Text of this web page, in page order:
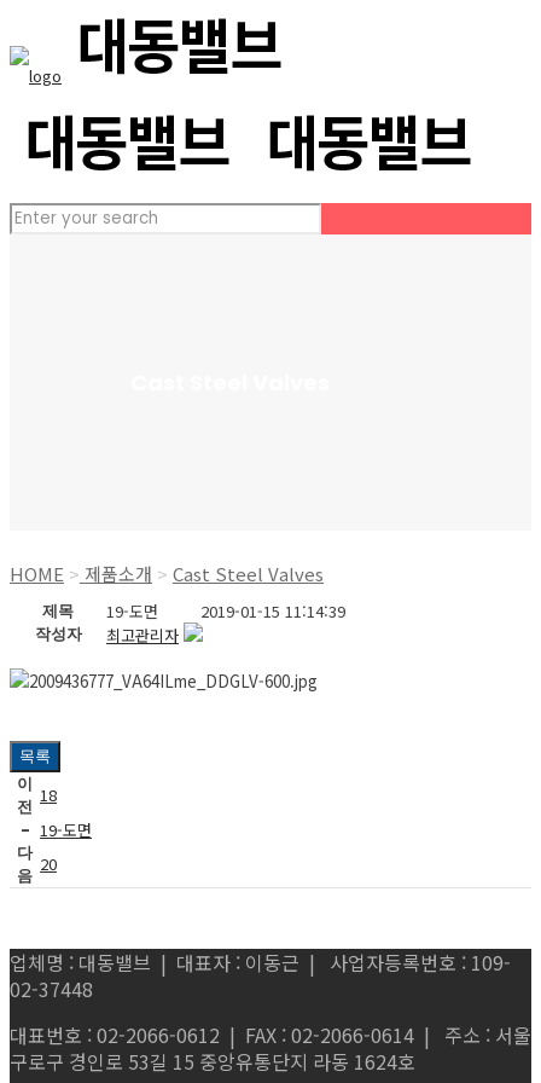
HOME > 제품소개 > Cast Steel Valves
제목 19-도면
2019-01-15 11:14:39
작성자
최고관리자
목록
이
전
18
- 19-도면
다
음
20
업체명 : 대동밸브 | 대표자 : 이동근 | 사업자등록번호 : 109-
02-37448
대표번호 : 02-2066-0612 | FAX : 02-2066-0614 | 주소 : 서울
구로구 경인로 53길 15 중앙유통단지 라동 1624호